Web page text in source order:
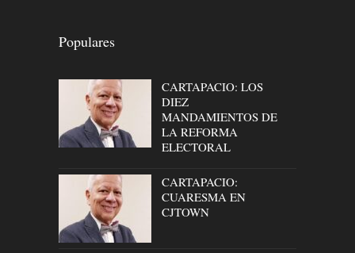
Populares
CARTAPACIO: LOS
DIEZ
MANDAMIENTOS DE
LA REFORMA
ELECTORAL
CARTAPACIO:
CUARESMA EN
CJTOWN